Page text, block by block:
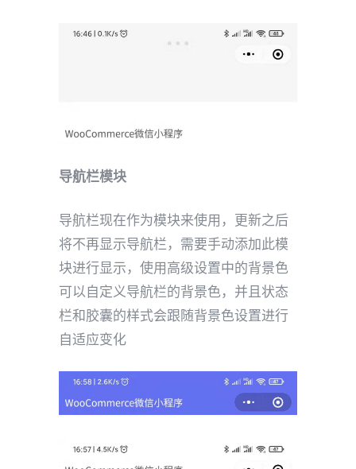
导航栏模块
导航栏现在作为模块来使用，更新之后
将不再显示导航栏，需要手动添加此模
块进行显示，使用高级设置中的背景色
可以自定义导航栏的背景色，并且状态
栏和胶囊的样式会跟随背景色设置进行
自适应变化